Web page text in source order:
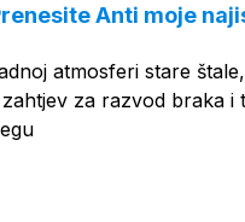
Anti moje
atmosferi stare
za razvod braka